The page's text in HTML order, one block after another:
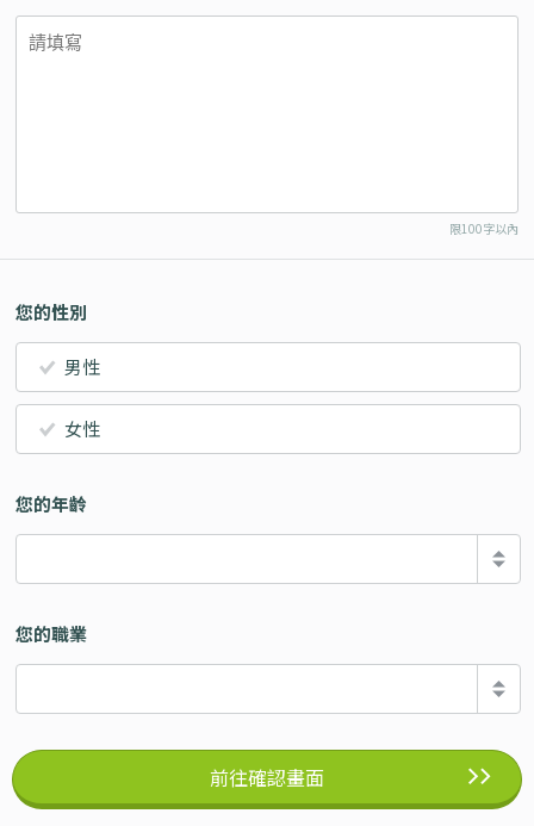
限100字以內
您的性別
男性
女性
您的年齡
您的職業
前往確認畫面